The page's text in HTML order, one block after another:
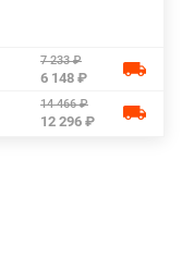
7 233 ₽
6 148 ₽
14 466 ₽
12 296 ₽